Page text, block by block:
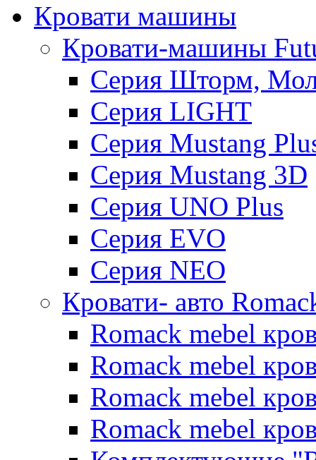
Кровати машины
Кровати-машины
Серия Шторм,
Серия LIGHT
Серия Mustang
Серия Mustang 3D
Серия UNO Plus
Серия EVO
Серия NEO
Кровати- авто
Romack mebel
Romack mebel
Romack mebel
Romack mebel